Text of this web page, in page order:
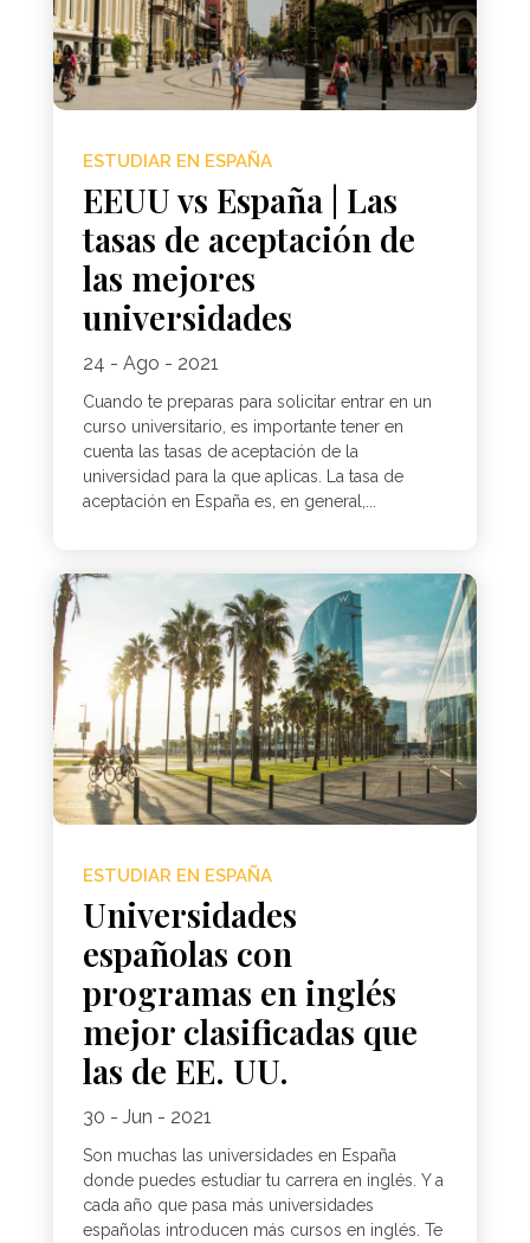
ESTUDIAR EN ESPAÑA
EEUU vs España | Las
tasas de aceptación de
las mejores
universidades
24 - Ago - 2021
Cuando te preparas para solicitar entrar en un
curso universitario, es importante tener en
cuenta las tasas de aceptación de la
universidad para la que aplicas. La tasa de
aceptación en España es, en general,...
ESTUDIAR EN ESPAÑA
Universidades
españolas con
programas en inglés
mejor clasificadas que
las de EE. UU.
30 - Jun - 2021
Son muchas las universidades en España
donde puedes estudiar tu carrera en inglés. Y a
cada año que pasa más universidades
españolas introducen más cursos en inglés. Te